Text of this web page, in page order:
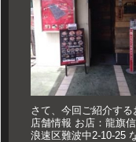
さて、今回ご紹介す
店舗情報 お店：龍旗
浪速区難波中2-10-25